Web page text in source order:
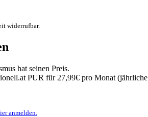
widerrufbar.
hat seinen Preis.
PUR für 27,99€ pro Monat
anmelden.